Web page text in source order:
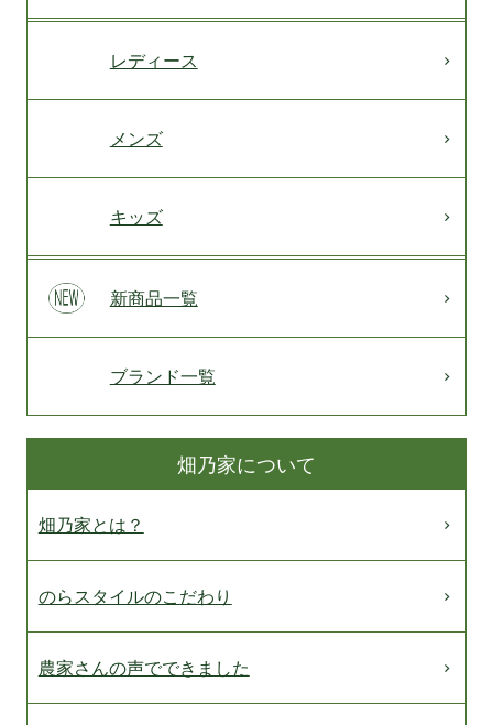
レディース
メンズ
キッズ
新商品一覧
ブランド一覧
畑乃家について
畑乃家とは？
のらスタイルのこだわり
農家さんの声でできました